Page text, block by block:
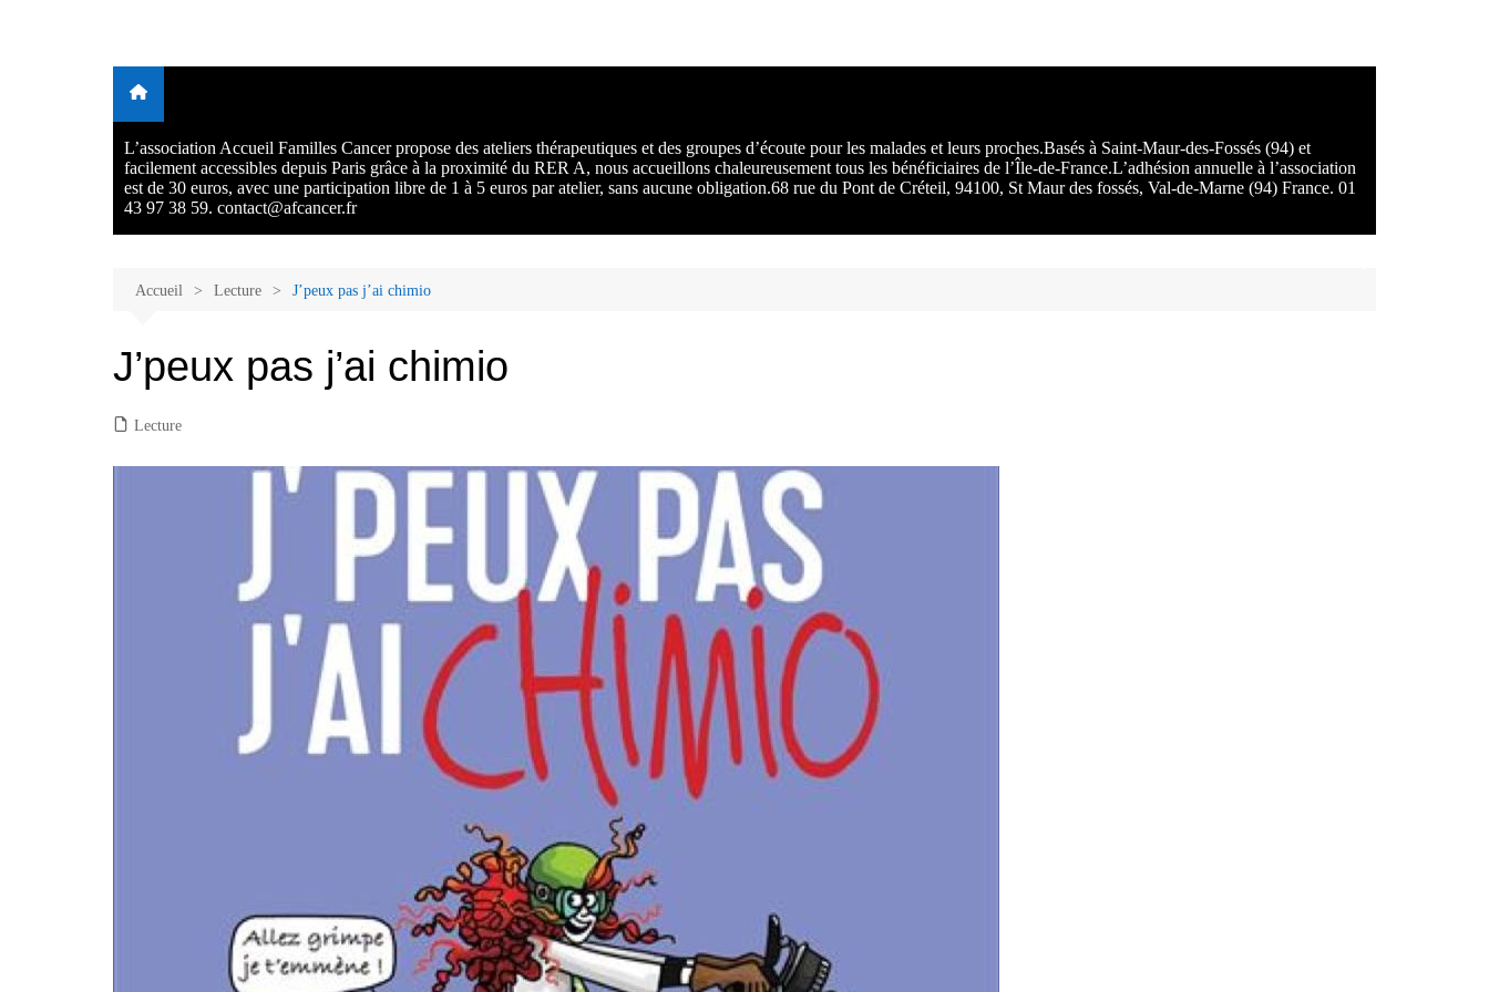
avec et après le cancer
Ecoute thérapeutique, sophrologie, sport adapté, art thérapie,
musico thérapie… . L'adhésion annuelle est de 30 euros avec une
participation libre de 1 à 5 euros par atelier sans obligation.
L’association Accueil Familles Cancer propose des ateliers thérapeutiques et des groupes d’écoute pour les malades et leurs proches.Basés à Saint-Maur-des-Fossés (94) et
facilement accessibles depuis Paris grâce à la proximité du RER A, nous accueillons chaleureusement tous les bénéficiaires de l’Île-de-France.L’adhésion annuelle à l’association
est de 30 euros, avec une participation libre de 1 à 5 euros par atelier, sans aucune obligation.68 rue du Pont de Créteil, 94100, St Maur des fossés, Val-de-Marne (94) France. 01
43 97 38 59. contact@afcancer.fr
Accueil Lecture J’peux pas j’ai chimio
J’peux pas j’ai chimio
Lecture